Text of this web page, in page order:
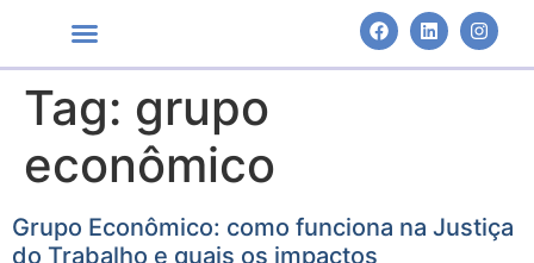
Tag: grupo
econômico
Grupo Econômico: como funciona na Justiça
do Trabalho e quais os impactos